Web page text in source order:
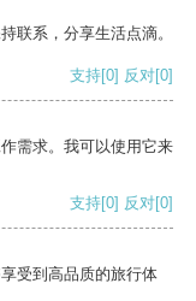
联系，分享生活点滴。
支持[0] 反对[0]
需求。我可以使用它来
支持[0] 反对[0]
受到高品质的旅行体